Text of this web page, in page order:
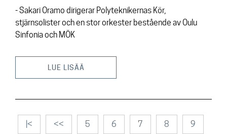
- Sakari Oramo dirigerar Polyteknikernas Kör,
stjärnsolister och en stor orkester bestående av Oulu
Sinfonia och MÖK
LUE LISÄÄ
|< << 5 6 7 8 9